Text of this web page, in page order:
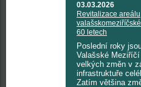
03.03.2026
Revitalizace areálu
60 letech
Poslední roky
Valašské
velkých změn v
infrastruktuře
Zatím většina